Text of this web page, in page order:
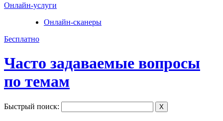
Онлайн-услуги
Онлайн-сканеры
Бесплатно
Часто задаваемые вопросы
по темам
Быстрый поиск: X